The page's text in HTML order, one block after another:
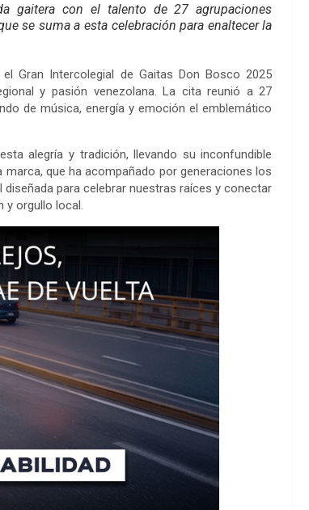
gaitera con el talento de 27 agrupaciones
se suma a esta celebración para enaltecer la
Gran Intercolegial de Gaitas Don Bosco 2025
y pasión venezolana. La cita reunió a 27
de música, energía y emoción el emblemático
alegría y tradición, llevando su inconfundible
que ha acompañado por generaciones los
para celebrar nuestras raíces y conectar
y orgullo local.